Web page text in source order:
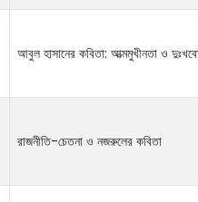
আবুল হাসানের কবিতা: আত্মমুখীনতা ও
রাজনীতি-চেতনা ও নজরুলের কবিতা